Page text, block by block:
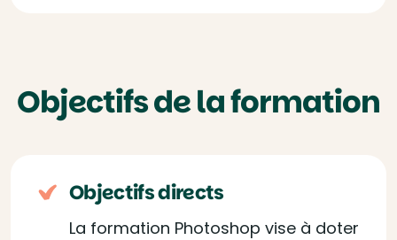
Objectifs de la formation
Objectifs directs
La formation Photoshop vise à doter